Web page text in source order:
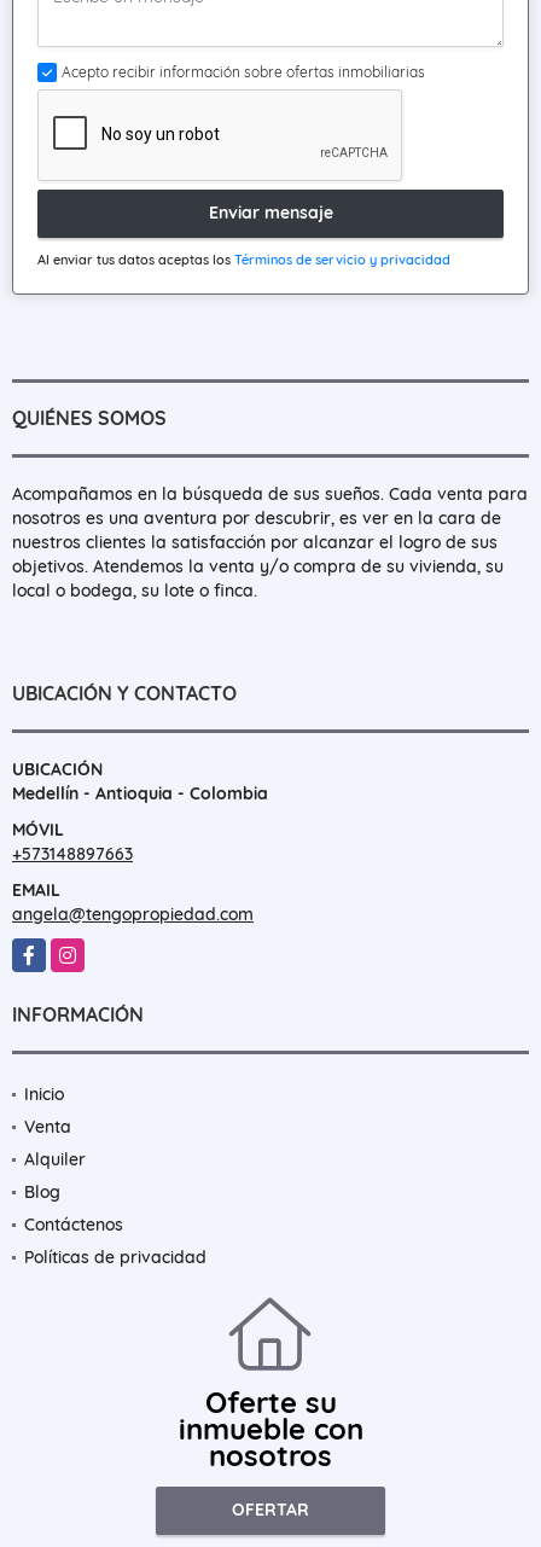
Acepto recibir información sobre ofertas inmobiliarias
Enviar mensaje
Al enviar tus datos aceptas los Términos de servicio y privacidad
QUIÉNES SOMOS
Acompañamos en la búsqueda de sus sueños. Cada venta para
nosotros es una aventura por descubrir, es ver en la cara de
nuestros clientes la satisfacción por alcanzar el logro de sus
objetivos. Atendemos la venta y/o compra de su vivienda, su
local o bodega, su lote o finca.
UBICACIÓN Y CONTACTO
UBICACIÓN
Medellín - Antioquia - Colombia
MÓVIL
+573148897663
EMAIL
angela@tengopropiedad.com
FacebookInstagram
INFORMACIÓN
Inicio
Venta
Alquiler
Blog
Contáctenos
Políticas de privacidad
Oferte su
inmueble con
nosotros
OFERTAR